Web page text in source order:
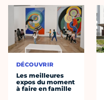
DÉCOUVRIR
Les meilleures
expos du moment
à faire en famille